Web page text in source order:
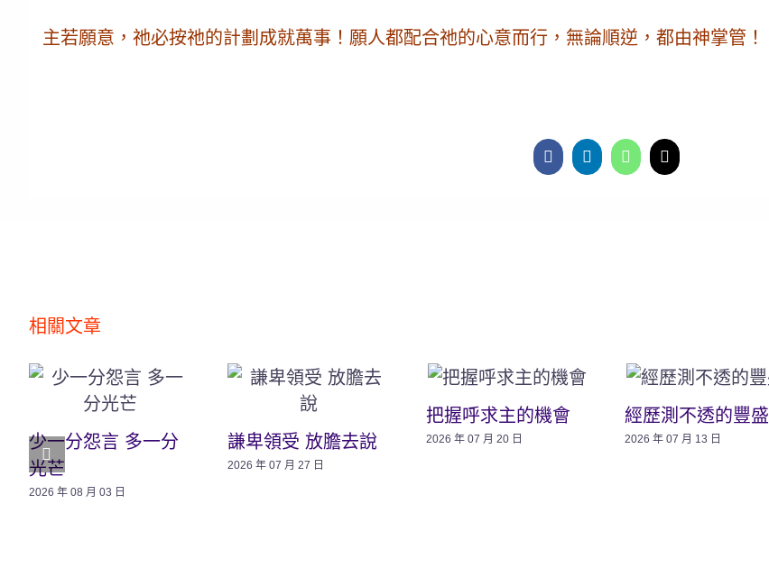
主若願意，祂必按祂的計劃成就萬事！願人都配合祂的心意而行， 無論順逆，都由神掌管 ！
相關文章
少一分怨言 多一分
光芒
2026 年 08 月 03 日
謙卑領受 放膽去說
2026 年 07 月 27 日
把握呼求主的機會
2026 年 07 月 20 日
經歷測不透的豐盛
2026 年 07 月 13 日